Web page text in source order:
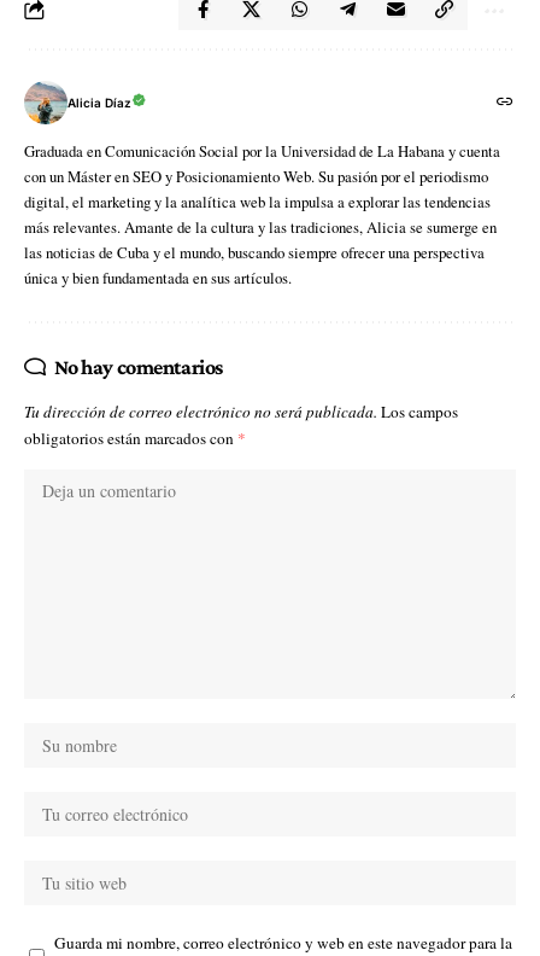
Alicia Díaz
Graduada en Comunicación Social por la Universidad de La Habana y cuenta
con un Máster en SEO y Posicionamiento Web. Su pasión por el periodismo
digital, el marketing y la analítica web la impulsa a explorar las tendencias
más relevantes. Amante de la cultura y las tradiciones, Alicia se sumerge en
las noticias de Cuba y el mundo, buscando siempre ofrecer una perspectiva
única y bien fundamentada en sus artículos.
No hay comentarios
Tu dirección de correo electrónico no será publicada. Los campos
obligatorios están marcados con *
Guarda mi nombre, correo electrónico y web en este navegador para la